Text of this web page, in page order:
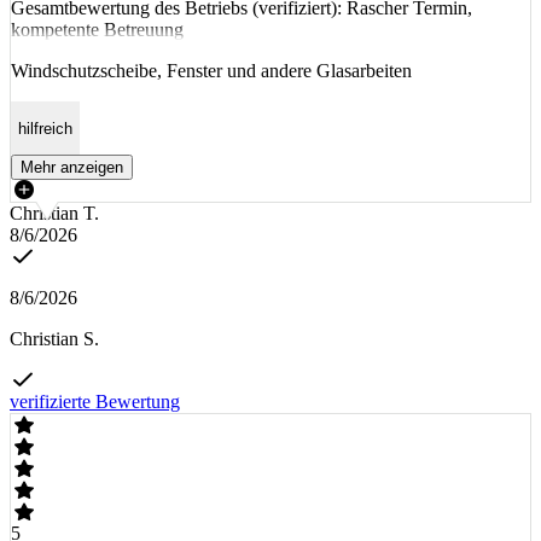
Gesamtbewertung des Betriebs (verifiziert): Rascher Termin,
kompetente Betreuung
Windschutzscheibe, Fenster und andere Glasarbeiten
hilfreich
Mehr anzeigen
Christian T.
8/6/2026
8/6/2026
Christian S.
verifizierte Bewertung
5